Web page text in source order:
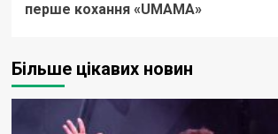
перше кохання «UМАМА»
Більше цікавих новин